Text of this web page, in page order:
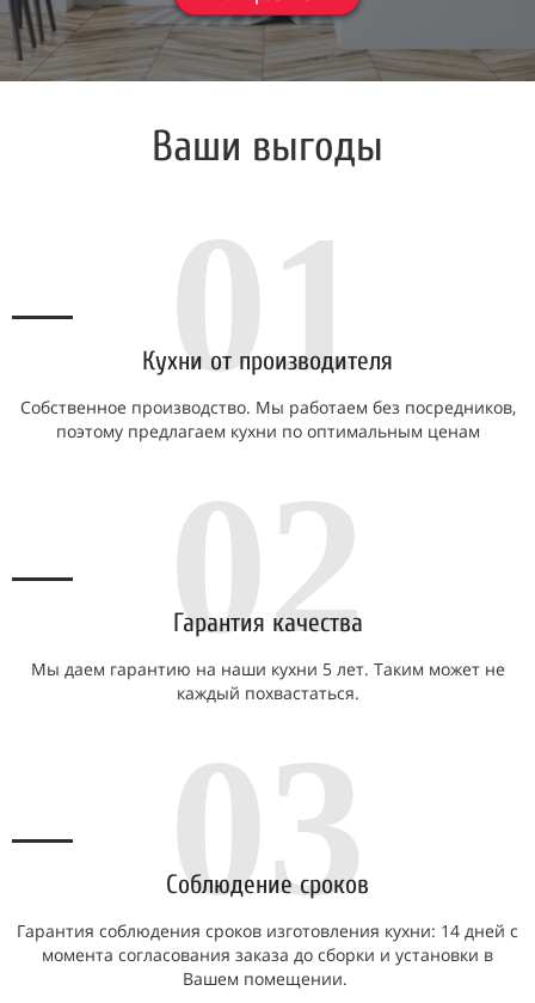
Ваши выгоды
01
Кухни от производителя
Собственное производство. Мы работаем без посредников,
поэтому предлагаем кухни по оптимальным ценам
02
Гарантия качества
Мы даем гарантию на наши кухни 5 лет. Таким может не
каждый похвастаться.
03
Соблюдение сроков
Гарантия соблюдения сроков изготовления кухни: 14 дней с
момента согласования заказа до сборки и установки в
Вашем помещении.